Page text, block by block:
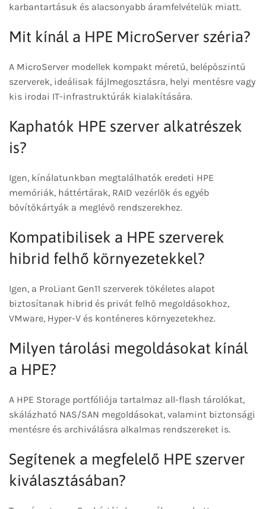
karbantartásuk és alacsonyabb áramfelvételük miatt.
Mit kínál a HPE MicroServer széria?
A MicroServer modellek kompakt méretű, belépőszintű
szerverek, ideálisak fájlmegosztásra, helyi mentésre vagy
kis irodai IT-infrastruktúrák kialakítására.
Kaphatók HPE szerver alkatrészek
is?
Igen, kínálatunkban megtalálhatók eredeti HPE
memóriák, háttértárak, RAID vezérlők és egyéb
bővítőkártyák a meglévő rendszerekhez.
Kompatibilisek a HPE szerverek
hibrid felhő környezetekkel?
Igen, a ProLiant Gen11 szerverek tökéletes alapot
biztosítanak hibrid és privát felhő megoldásokhoz,
VMware, Hyper-V és konténeres környezetekhez.
Milyen tárolási megoldásokat kínál
a HPE?
A HPE Storage portfóliója tartalmaz all-flash tárolókat,
skálázható NAS/SAN megoldásokat, valamint biztonsági
mentésre és archiválásra alkalmas rendszereket is.
Segítenek a megfelelő HPE szerver
kiválasztásában?